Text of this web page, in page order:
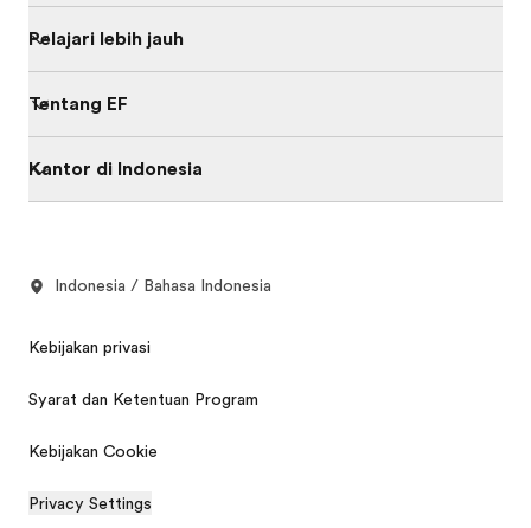
Pelajari lebih jauh
Tentang EF
Kantor di Indonesia
Indonesia / Bahasa Indonesia
Kebijakan privasi
Syarat dan Ketentuan Program
Kebijakan Cookie
Privacy Settings